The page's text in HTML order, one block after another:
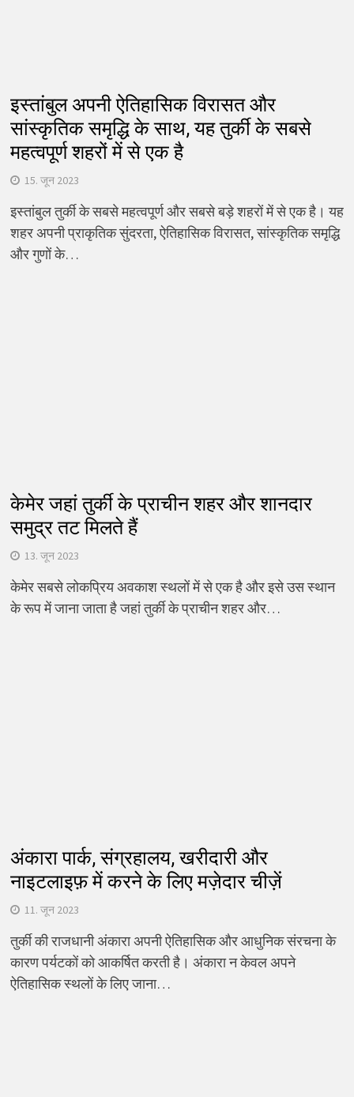
इस्तांबुल अपनी ऐतिहासिक विरासत और
सांस्कृतिक समृद्धि के साथ, यह तुर्की के सबसे
महत्वपूर्ण शहरों में से एक है
15. जून 2023
इस्तांबुल तुर्की के सबसे महत्वपूर्ण और सबसे बड़े शहरों में से एक है। यह
शहर अपनी प्राकृतिक सुंदरता, ऐतिहासिक विरासत, सांस्कृतिक समृद्धि
और गुणों के…
केमेर जहां तुर्की के प्राचीन शहर और शानदार
समुद्र तट मिलते हैं
13. जून 2023
केमेर सबसे लोकप्रिय अवकाश स्थलों में से एक है और इसे उस स्थान
के रूप में जाना जाता है जहां तुर्की के प्राचीन शहर और…
अंकारा पार्क, संग्रहालय, खरीदारी और
नाइटलाइफ़ में करने के लिए मज़ेदार चीज़ें
11. जून 2023
तुर्की की राजधानी अंकारा अपनी ऐतिहासिक और आधुनिक संरचना के
कारण पर्यटकों को आकर्षित करती है। अंकारा न केवल अपने
ऐतिहासिक स्थलों के लिए जाना…